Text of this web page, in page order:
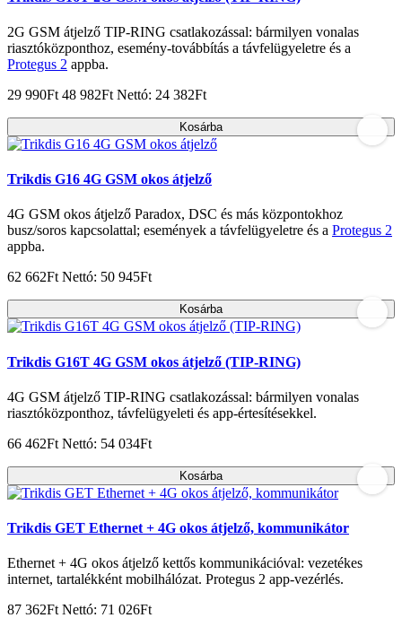
2G GSM átjelző TIP-RING csatlakozással: bármilyen vonalas
riasztóközponthoz, esemény-továbbítás a távfelügyeletre és a
Protegus 2 appba.
29 990Ft 48 982Ft Nettó: 24 382Ft
Kosárba
Trikdis G16 4G GSM okos átjelző
4G GSM okos átjelző Paradox, DSC és más központokhoz
busz/soros kapcsolattal; események a távfelügyeletre és a Protegus 2
appba.
62 662Ft Nettó: 50 945Ft
Kosárba
Trikdis G16T 4G GSM okos átjelző (TIP-RING)
4G GSM átjelző TIP-RING csatlakozással: bármilyen vonalas
riasztóközponthoz, távfelügyeleti és app-értesítésekkel.
66 462Ft Nettó: 54 034Ft
Kosárba
Trikdis GET Ethernet + 4G okos átjelző, kommunikátor
Ethernet + 4G okos átjelző kettős kommunikációval: vezetékes
internet, tartalékként mobilhálózat. Protegus 2 app-vezérlés.
87 362Ft Nettó: 71 026Ft